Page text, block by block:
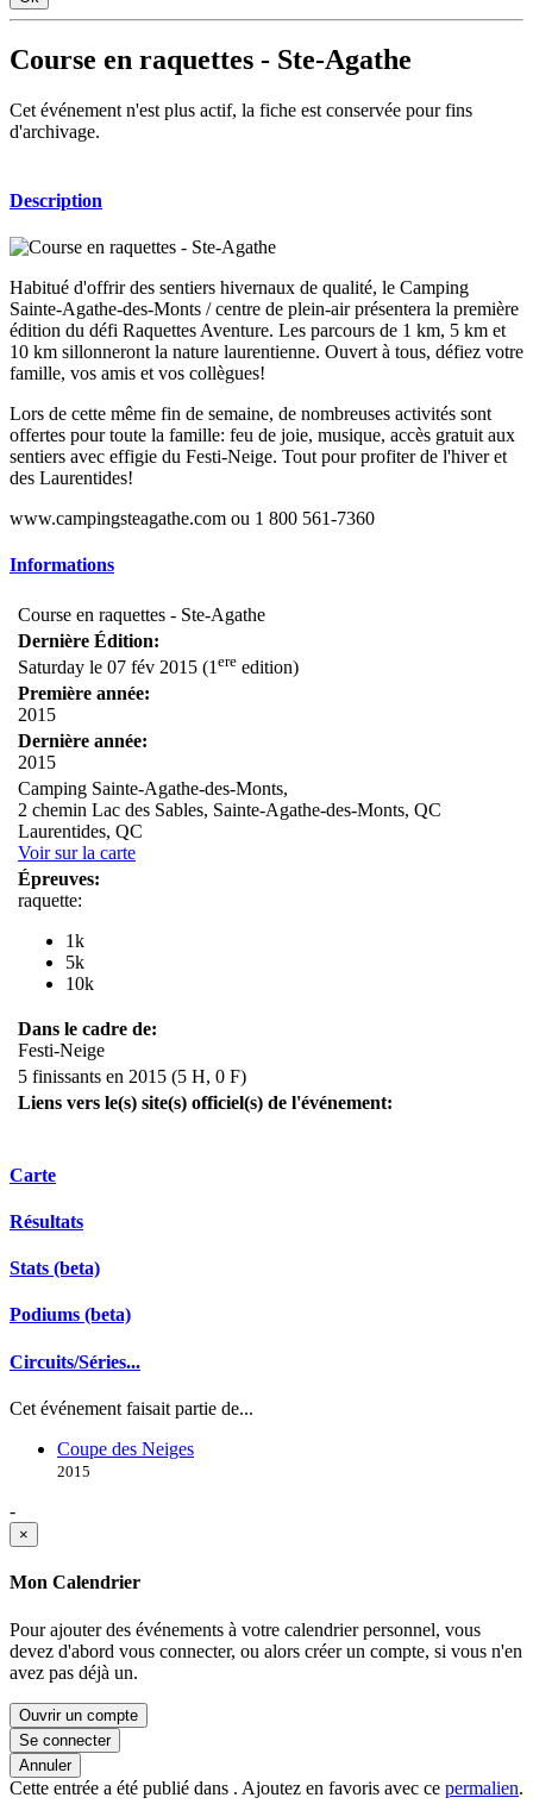
Course en raquettes - Ste-Agathe
Cet événement n'est plus actif, la fiche est conservée pour fins
d'archivage.
Description
Habitué d'offrir des sentiers hivernaux de qualité, le Camping
Sainte-Agathe-des-Monts / centre de plein-air présentera la première
édition du défi Raquettes Aventure. Les parcours de 1 km, 5 km et
10 km sillonneront la nature laurentienne. Ouvert à tous, défiez votre
famille, vos amis et vos collègues!
Lors de cette même fin de semaine, de nombreuses activités sont
offertes pour toute la famille: feu de joie, musique, accès gratuit aux
sentiers avec effigie du Festi-Neige. Tout pour profiter de l'hiver et
des Laurentides!
www.campingsteagathe.com ou 1 800 561-7360
Informations
Course en raquettes - Ste-Agathe
Dernière Édition:
Saturday le 07 fév 2015 (1ere edition)
Première année:
2015
Dernière année:
2015
Camping Sainte-Agathe-des-Monts,
2 chemin Lac des Sables, Sainte-Agathe-des-Monts, QC
Laurentides, QC
Voir sur la carte
Épreuves:
raquette:
1k
5k
10k
Dans le cadre de:
Festi-Neige
5 finissants en 2015 (5 H, 0 F)
Liens vers le(s) site(s) officiel(s) de l'événement:
Carte
Résultats
Stats (beta)
Podiums (beta)
Circuits/Séries...
Cet événement faisait partie de...
Coupe des Neiges
2015
-
×
Mon Calendrier
Pour ajouter des événements à votre calendrier personnel, vous
devez d'abord vous connecter, ou alors créer un compte, si vous n'en
avez pas déjà un.
Ouvrir un compte
Se connecter
Annuler
Cette entrée a été publié dans . Ajoutez en favoris avec ce permalien.